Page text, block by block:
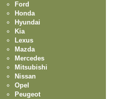
Ford
Honda
Hyundai
Kia
Lexus
Mazda
Mercedes
Mitsubishi
Nissan
Opel
Peugeot